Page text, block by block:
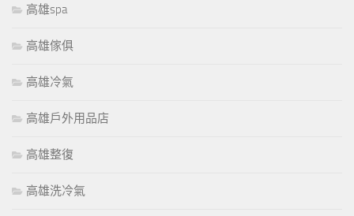
高雄spa
高雄傢俱
高雄冷氣
高雄戶外用品店
高雄整復
高雄洗冷氣